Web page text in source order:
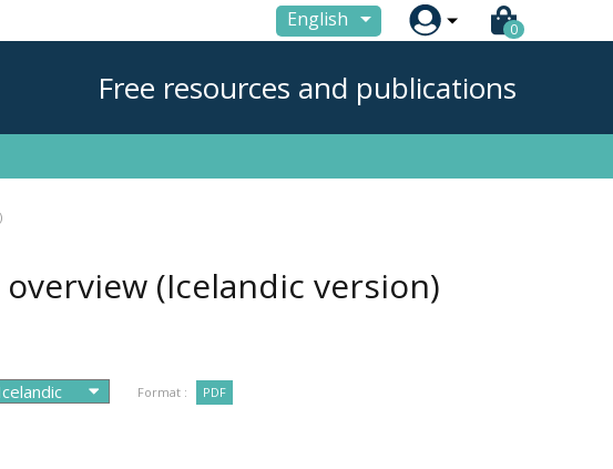
English  0
Free resources and publications
overview (Icelandic version)
Format : PDF